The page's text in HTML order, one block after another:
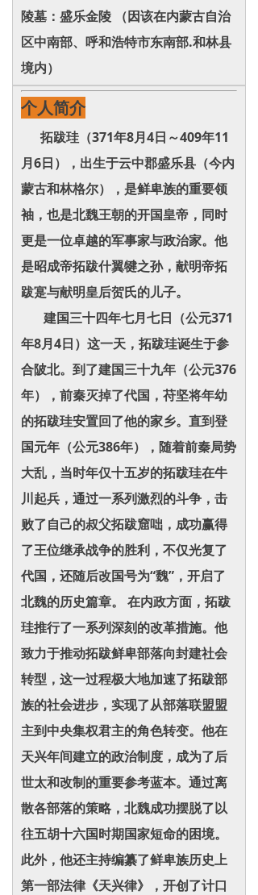
陵墓：盛乐金陵 （因该在内蒙古自治
区中南部、呼和浩特市东南部.和林县
境内）
个人简介
拓跋珪（371年8月4日～409年11
月6日），出生于云中郡盛乐县（今内
蒙古和林格尔），是鲜卑族的重要领
袖，也是北魏王朝的开国皇帝，同时
更是一位卓越的军事家与政治家。他
是昭成帝拓跋什翼犍之孙，献明帝拓
跋寔与献明皇后贺氏的儿子。
建国三十四年七月七日（公元371
年8月4日）这一天，拓跋珪诞生于参
合陂北。到了建国三十九年（公元376
年），前秦灭掉了代国，苻坚将年幼
的拓跋珪安置回了他的家乡。直到登
国元年（公元386年），随着前秦局势
大乱，当时年仅十五岁的拓跋珪在牛
川起兵，通过一系列激烈的斗争，击
败了自己的叔父拓跋窟咄，成功赢得
了王位继承战争的胜利，不仅光复了
代国，还随后改国号为“魏”，开启了
北魏的历史篇章。 在内政方面，拓跋
珪推行了一系列深刻的改革措施。他
致力于推动拓跋鲜卑部落向封建社会
转型，这一过程极大地加速了拓跋部
族的社会进步，实现了从部落联盟盟
主到中央集权君主的角色转变。他在
天兴年间建立的政治制度，成为了后
世太和改制的重要参考蓝本。通过离
散各部落的策略，北魏成功摆脱了以
往五胡十六国时期国家短命的困境。
此外，他还主持编纂了鲜卑族历史上
第一部法律《天兴律》，开创了计口